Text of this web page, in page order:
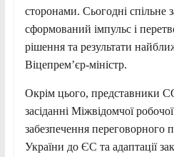
сторонами. Сьогодні спільне
сформований імпульс і
рішення та результати
Віцепрем’єр-міністр.
Окрім цього, представники
засіданні Міжвідомчої
забезпечення переговорного
України до ЄС та адаптації